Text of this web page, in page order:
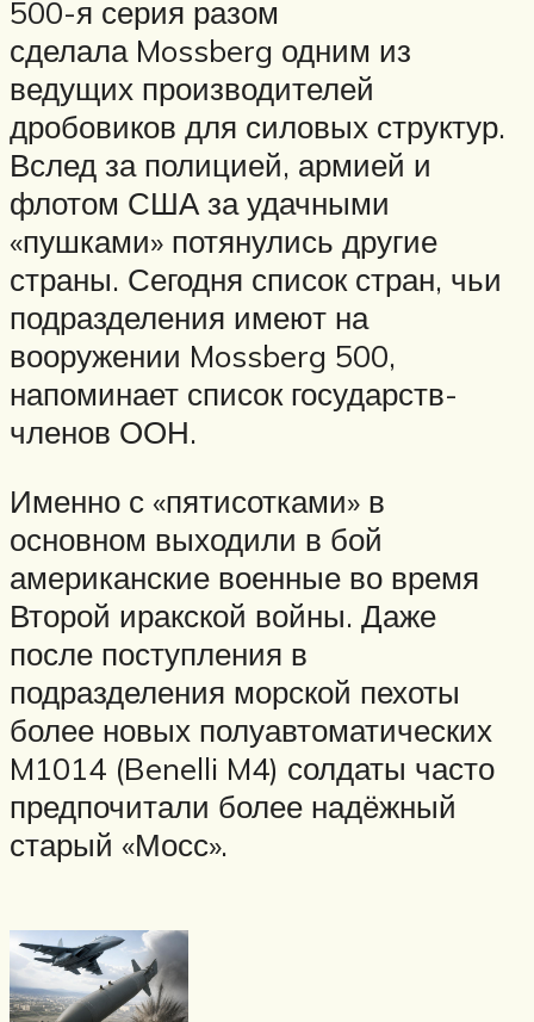
500-я серия разом
сделала Mossberg одним из
ведущих производителей
дробовиков для силовых структур.
Вслед за полицией, армией и
флотом США за удачными
«пушками» потянулись другие
страны. Сегодня список стран, чьи
подразделения имеют на
вооружении Mossberg 500,
напоминает список государств-
членов ООН.
Именно с «пятисотками» в
основном выходили в бой
американские военные во время
Второй иракской войны. Даже
после поступления в
подразделения морской пехоты
более новых полуавтоматических
M1014 (Benelli M4) солдаты часто
предпочитали более надёжный
старый «Мосс».